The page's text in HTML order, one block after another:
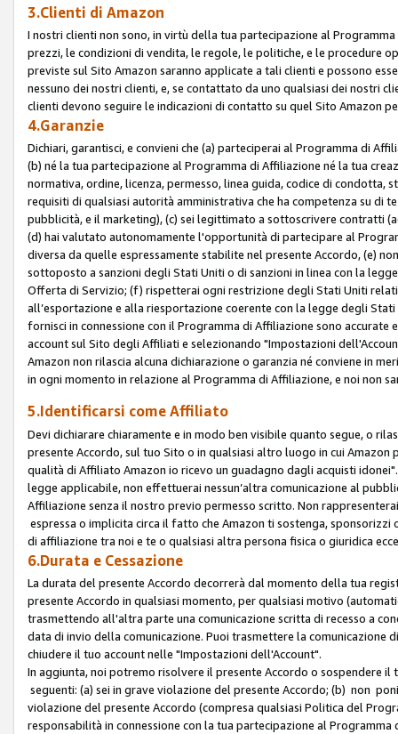
3.Clienti di Amazon
I nostri clienti non sono, in virtù della tua partecipazione al
prezzi, le condizioni di vendita, le regole, le politiche, e le procedure
previste sul Sito Amazon saranno applicate a tali clienti e possono
nessuno dei nostri clienti, e, se contattato da uno qualsiasi dei nostri
clienti devono seguire le indicazioni di contatto su quel Sito Amazon
4.Garanzie
Dichiari, garantisci, e convieni che (a) parteciperai al Programma di
(b) né la tua partecipazione al Programma di Affiliazione né la tua
normativa, ordine, licenza, permesso, linea guida, codice di
requisiti di qualsiasi autorità amministrativa che ha competenza su di
pubblicità, e il marketing), (c) sei legittimato a sottoscrivere contratti
(d) hai valutato autonomamente l'opportunità di partecipare al
diversa da quelle espressamente stabilite nel presente Accordo, (e)
sottoposto a sanzioni degli Stati Uniti o di sanzioni in linea con la
Offerta di Servizio; (f) rispetterai ogni restrizione degli Stati Uniti
all’esportazione e alla riesportazione coerente con la legge degli
fornisci in connessione con il Programma di Affiliazione sono
account sul Sito degli Affiliati e selezionando "Impostazioni
Amazon non rilascia alcuna dichiarazione o garanzia né conviene in
in ogni momento in relazione al Programma di Affiliazione, e noi non
5.Identificarsi come Affiliato
Devi dichiarare chiaramente e in modo ben visibile quanto segue, o
presente Accordo, sul tuo Sito o in qualsiasi altro luogo in cui
qualità di Affiliato Amazon io ricevo un guadagno dagli acquisti
legge applicabile, non effettuerai nessun’altra comunicazione al
Affiliazione senza il nostro previo permesso scritto. Non
espressa o implicita circa il fatto che Amazon ti sostenga,
di affiliazione tra noi e te o qualsiasi altra persona fisica o giuridica
6.Durata e Cessazione
La durata del presente Accordo decorrerà dal momento della tua
presente Accordo in qualsiasi momento, per qualsiasi motivo
trasmettendo all'altra parte una comunicazione scritta di recesso a
data di invio della comunicazione. Puoi trasmettere la
chiudere il tuo account nelle "Impostazioni dell'Account".
In aggiunta, noi potremo risolvere il presente Accordo o sospendere
seguenti: (a) sei in grave violazione del presente Accordo; (b) non
violazione del presente Accordo (compresa qualsiasi Politica del
responsabilità in connessione con la tua partecipazione al